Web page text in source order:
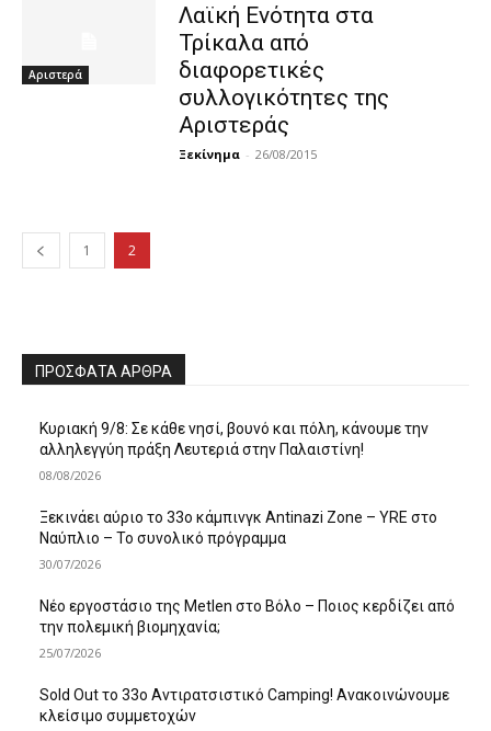
Αριστερά
Λαϊκή Ενότητα στα
Τρίκαλα από
διαφορετικές
συλλογικότητες της
Αριστεράς
Ξεκίνημα - 26/08/2015
1 2
ΠΡΌΣΦΑΤΑ ΆΡΘΡΑ
Κυριακή 9/8: Σε κάθε νησί, βουνό και πόλη, κάνουμε την
αλληλεγγύη πράξη Λευτεριά στην Παλαιστίνη!
08/08/2026
Ξεκινάει αύριο το 33ο κάμπινγκ Antinazi Zone – YRE στο
Ναύπλιο – Το συνολικό πρόγραμμα
30/07/2026
Νέο εργοστάσιο της Metlen στο Βόλο – Ποιος κερδίζει από
την πολεμική βιομηχανία;
25/07/2026
Sold Out το 33ο Αντιρατσιστικό Camping! Ανακοινώνουμε
κλείσιμο συμμετοχών